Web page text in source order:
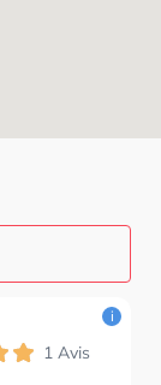
1 Avis
i